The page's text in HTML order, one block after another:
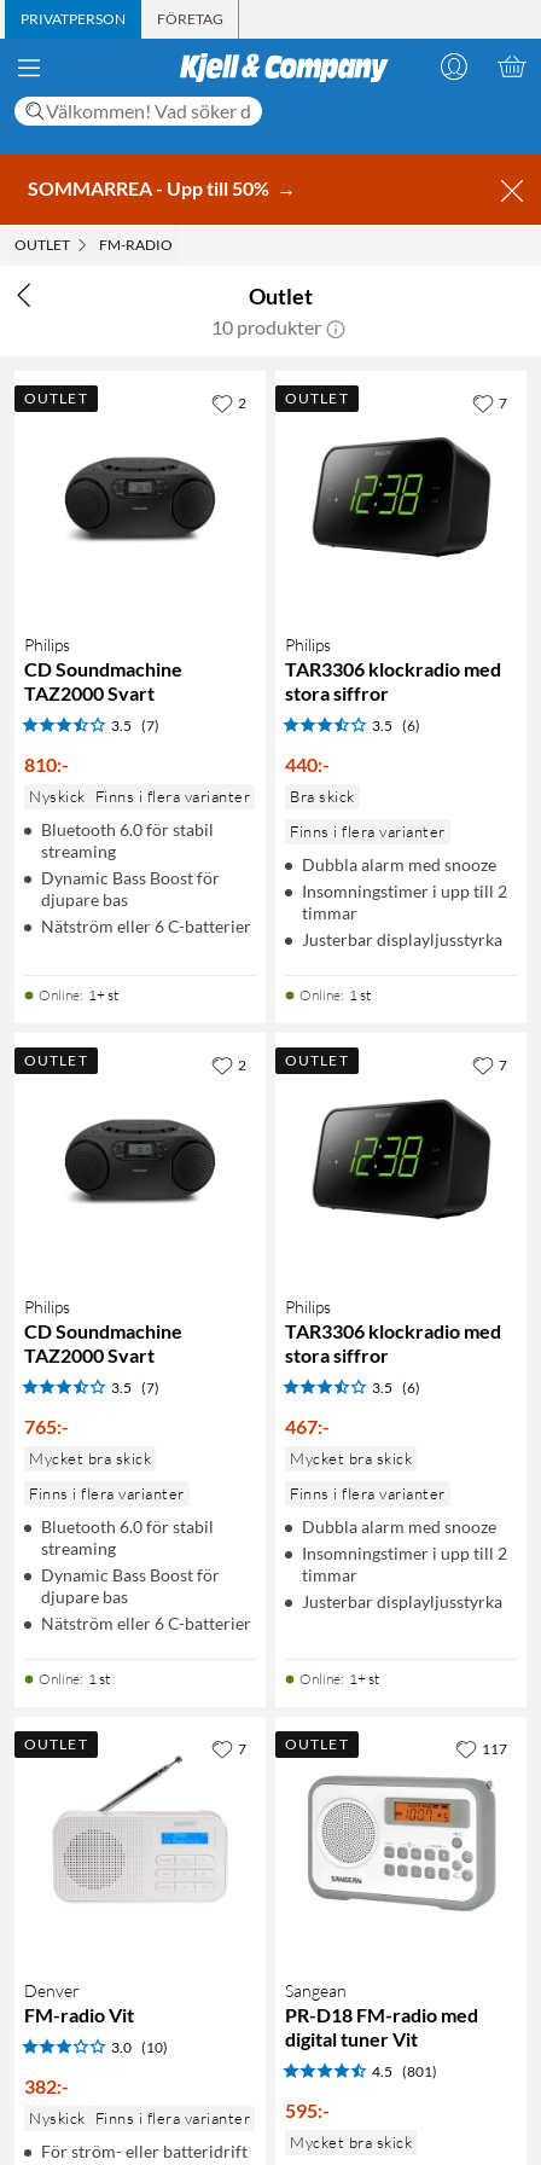
PRIVATPERSON FÖRETAG
SOMMARREA - Upp till 50% →
OUTLET FM-RADIO
Outlet
10 produkter
OUTLET
Philips
CD Soundmachine
TAZ2000 Svart
3.5 (7)
810:-
Nyskick Finns i flera varianter
Bluetooth 6.0 för stabil
streaming
Dynamic Bass Boost för
djupare bas
Nätström eller 6 C-batterier
Online: 1+ st
2 OUTLET
Philips
TAR3306 klockradio med
stora siffror
3.5 (6)
440:-
Bra skick
Finns i flera varianter
Dubbla alarm med snooze
Insomningstimer i upp till 2
timmar
Justerbar displayljusstyrka
Online: 1 st
7
OUTLET
Philips
CD Soundmachine
TAZ2000 Svart
3.5 (7)
765:-
Mycket bra skick
Finns i flera varianter
Bluetooth 6.0 för stabil
streaming
Dynamic Bass Boost för
djupare bas
Nätström eller 6 C-batterier
Online: 1 st
2 OUTLET
Philips
TAR3306 klockradio med
stora siffror
3.5 (6)
467:-
Mycket bra skick
Finns i flera varianter
Dubbla alarm med snooze
Insomningstimer i upp till 2
timmar
Justerbar displayljusstyrka
Online: 1+ st
7
OUTLET
Denver
FM-radio Vit
3.0 (10)
382:-
Nyskick Finns i flera varianter
För ström- eller batteridrift
7 OUTLET
Sangean
PR-D18 FM-radio med
digital tuner Vit
4.5 (801)
595:-
Mycket bra skick
117